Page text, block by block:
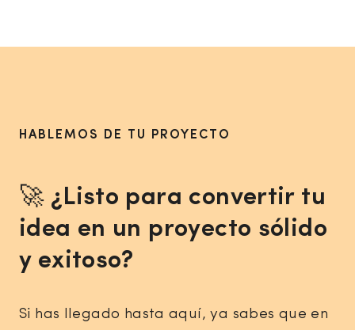
HABLEMOS DE TU PROYECTO
🚀 ¿Listo para convertir tu
idea en un proyecto sólido
y exitoso?
Si has llegado hasta aquí, ya sabes que en